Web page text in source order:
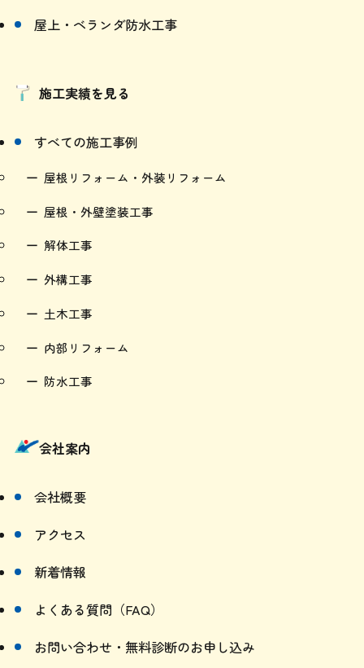
屋上・ベランダ防水工事
施工実績を見る
すべての施工事例
屋根リフォーム・外装リフォーム
屋根・外壁塗装工事
解体工事
外構工事
土木工事
内部リフォーム
防水工事
会社案内
会社概要
アクセス
新着情報
よくある質問（FAQ）
お問い合わせ・無料診断のお申し込み